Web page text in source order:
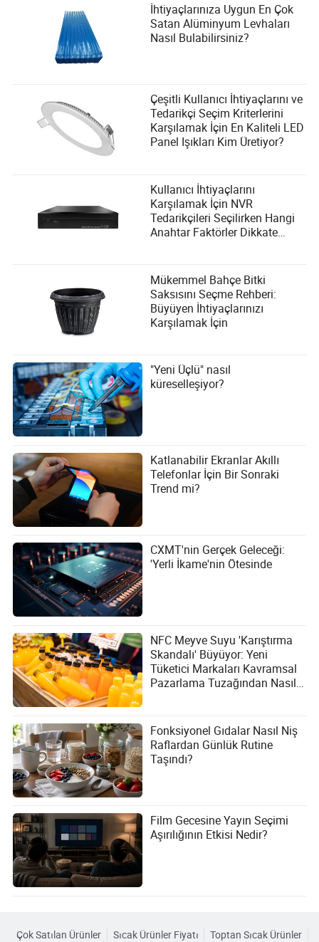
İhtiyaçlarınıza Uygun En Çok
Satan Alüminyum Levhaları
Nasıl Bulabilirsiniz?
Çeşitli Kullanıcı İhtiyaçlarını ve
Tedarikçi Seçim Kriterlerini
Karşılamak İçin En Kaliteli LED
Panel Işıkları Kim Üretiyor?
Kullanıcı İhtiyaçlarını
Karşılamak İçin NVR
Tedarikçileri Seçilirken Hangi
Anahtar Faktörler Dikkate
Mükemmel Bahçe Bitki
Saksısını Seçme Rehberi:
Büyüyen İhtiyaçlarınızı
Karşılamak İçin
"Yeni Üçlü" nasıl
küreselleşiyor?
Katlanabilir Ekranlar Akıllı
Telefonlar İçin Bir Sonraki
Trend mi?
CXMT'nin Gerçek Geleceği:
'Yerli İkame'nin Ötesinde
NFC Meyve Suyu 'Karıştırma
Skandalı' Büyüyor: Yeni
Tüketici Markaları Kavramsal
Pazarlama Tuzağından Nasıl
Fonksiyonel Gıdalar Nasıl Niş
Raflardan Günlük Rutine
Taşındı?
Film Gecesine Yayın Seçimi
Aşırılığının Etkisi Nedir?
Çok Satılan Ürünler Sıcak Ürünler Fiyatı Toptan Sıcak Ürünler